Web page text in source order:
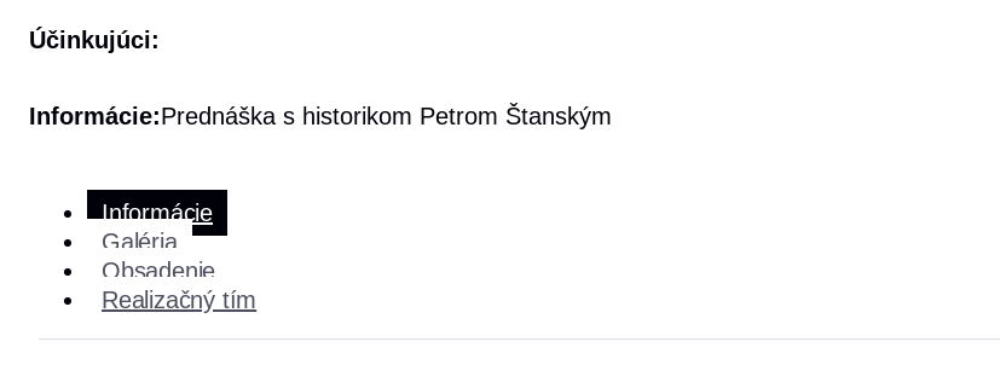
Účinkujúci:
Informácie:Prednáška s historikom Petrom Štanským
Informácie
Galéria
Obsadenie
Realizačný tím